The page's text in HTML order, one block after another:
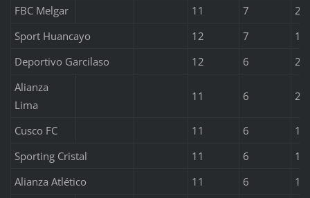
FBC Melgar 11 7
2
Sport Huancayo
12 7
1
Deportivo Garcilaso
12 6
2
Alianza
Lima
11 6 2
Cusco FC 11 6
1
Sporting Cristal
11 6
1
Alianza Atlético
11 6
1